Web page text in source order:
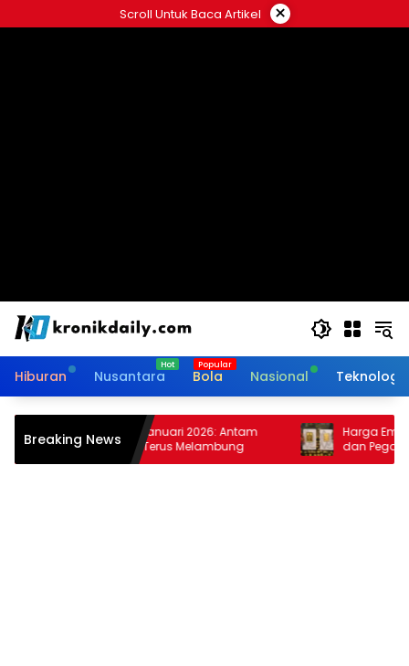
ke
Scroll Untuk Baca Artikel ×
Hiburan Nusantara Bola Nasional Teknologi
Breaking News
Harga Emas 30 Januari 2026: Antam
dan Pegadaian Terus Melambung
Harga Emas 28
dan Pegadaian